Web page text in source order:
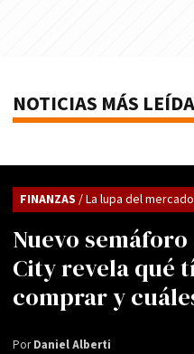
NOTICIAS MÁS
Nuevo
City revela qué
comprar y
FINANZAS / La lupa del mercado
PorDaniel Alberti